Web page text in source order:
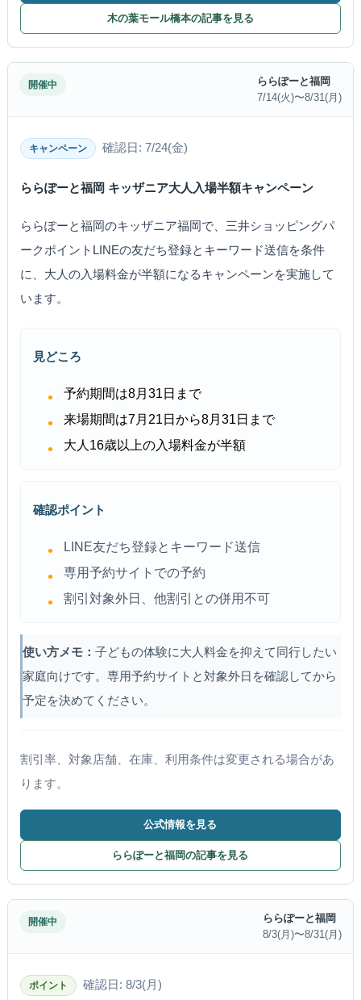
木の葉モール橋本の記事を見る
開催中
ららぽーと福岡
7/14(火)〜8/31(月)
キャンペーン 確認日: 7/24(金)
ららぽーと福岡 キッザニア大人入場半額キャンペーン
ららぽーと福岡のキッザニア福岡で、三井ショッピングパ
ークポイントLINEの友だち登録とキーワード送信を条件
に、大人の入場料金が半額になるキャンペーンを実施して
います。
見どころ
予約期間は8月31日まで
来場期間は7月21日から8月31日まで
大人16歳以上の入場料金が半額
確認ポイント
LINE友だち登録とキーワード送信
専用予約サイトでの予約
割引対象外日、他割引との併用不可
使い方メモ： 子どもの体験に大人料金を抑えて同行したい
家庭向けです。専用予約サイトと対象外日を確認してから
予定を決めてください。
割引率、対象店舗、在庫、利用条件は変更される場合があ
ります。
公式情報を見る
ららぽーと福岡の記事を見る
開催中
ららぽーと福岡
8/3(月)〜8/31(月)
ポイント 確認日: 8/3(月)